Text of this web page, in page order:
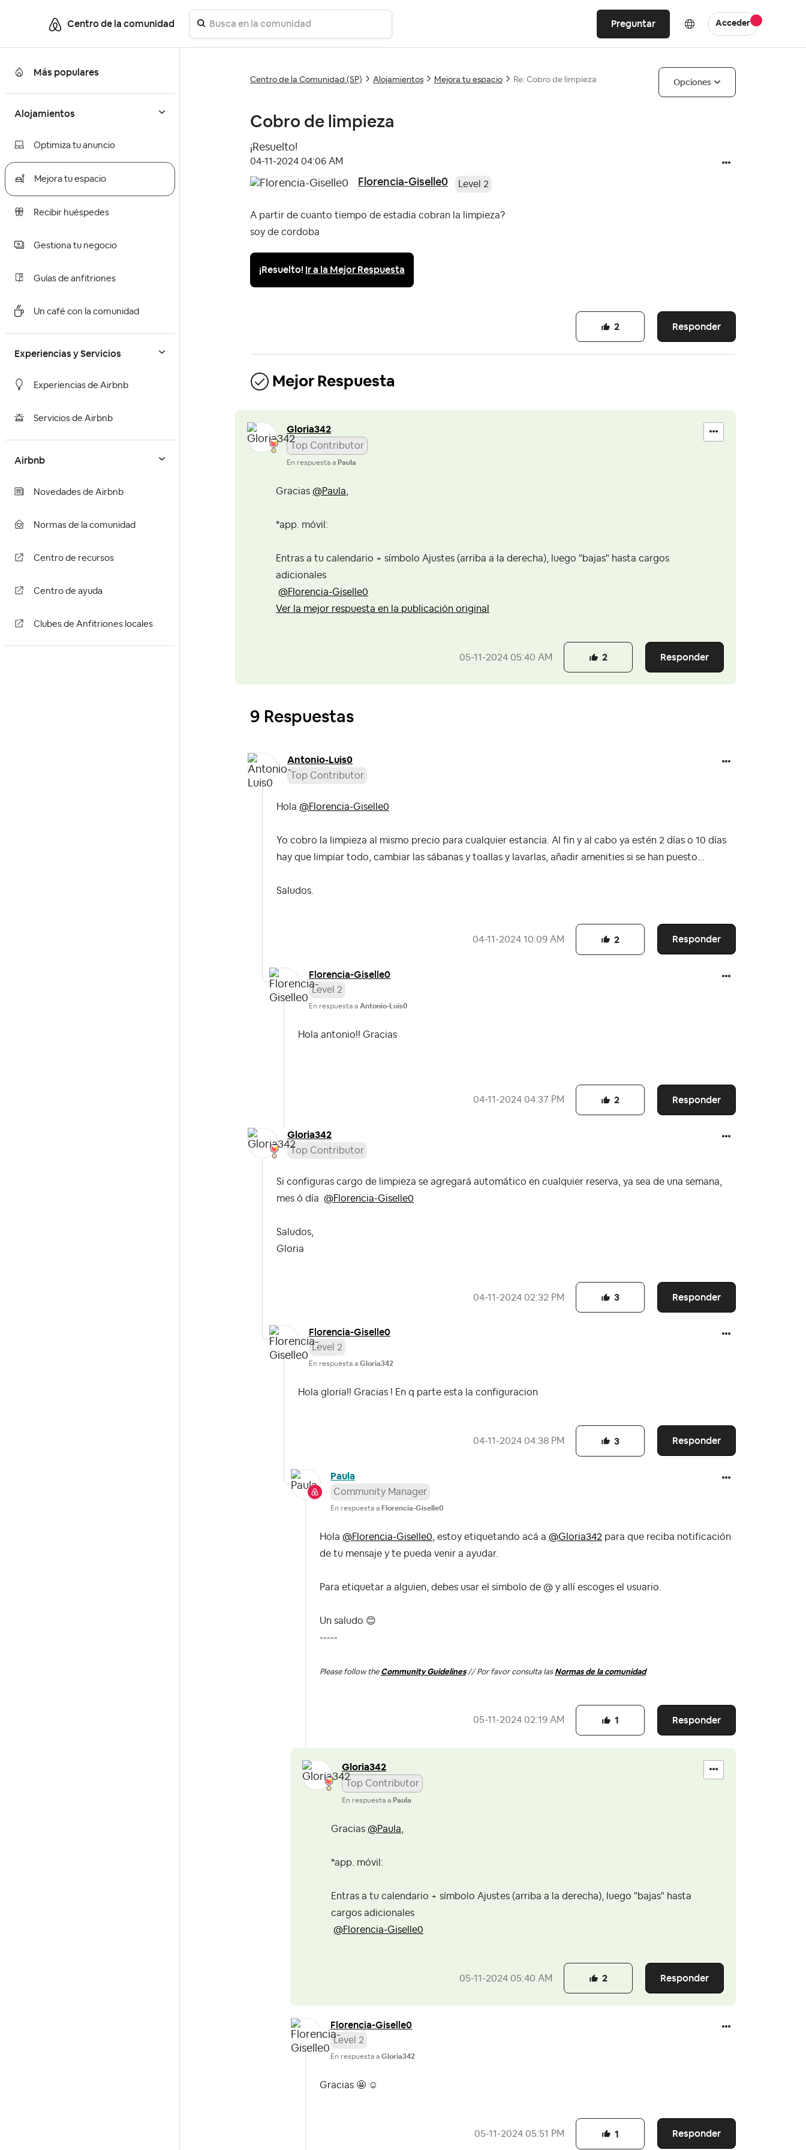
Centro de la comunidad Preguntar Acceder
Más populares
Alojamientos
Optimiza tu anuncio
Mejora tu espacio
Recibir huéspedes
Gestiona tu negocio
Guías de anfitriones
Un café con la comunidad
Experiencias y Servicios
Experiencias de Airbnb
Servicios de Airbnb
Airbnb
Novedades de Airbnb
Normas de la comunidad
Centro de recursos
Centro de ayuda
Clubes de Anfitriones locales
Centro de la Comunidad (SP) Alojamientos Mejora tu espacio Re: Cobro de limpieza Opciones
Cobro de limpieza
¡Resuelto!
‎04-11-2024 04:06 AM
Florencia-Giselle0 Level 2
A partir de cuanto tiempo de estadia cobran la limpieza?
soy de cordoba
¡Resuelto! Ir a la Mejor Respuesta
Responder
2
Mejor Respuesta
Gloria342
Top Contributor
En respuesta a Paula
Gracias @Paula
*app. móvil:
Entras a tu calendario + símbolo Ajustes (arriba a la derecha), luego "bajas" hasta cargos
adicionales
@Florencia-Giselle0
Ver la mejor respuesta en la publicación original
‎05-11-2024 05:40 AM Responder
2
9 Respuestas
Antonio-Luis0
Top Contributor
Hola @Florencia-Giselle0
Yo cobro la limpieza al mismo precio para cualquier estancia. Al fin y al cabo ya estén 2 días o 10 días
hay que limpiar todo, cambiar las sábanas y toallas y lavarlas, añadir amenities si se han puesto...
Saludos.
‎04-11-2024 10:09 AM Responder
2
Florencia-Giselle0
Level 2
En respuesta a Antonio-Luis0
Hola antonio!! Gracias
‎04-11-2024 04:37 PM Responder
2
Gloria342
Top Contributor
Si configuras cargo de limpieza se agregará automático en cualquier reserva, ya sea de una semana,
mes ó día @Florencia-Giselle0
Saludos,
Gloria
‎04-11-2024 02:32 PM Responder
3
Florencia-Giselle0
Level 2
En respuesta a Gloria342
Hola gloria!! Gracias ! En q parte esta la configuracion
‎04-11-2024 04:38 PM Responder
3
Paula
Community Manager
En respuesta a Florencia-Giselle0
Hola @Florencia-Giselle0 , estoy etiquetando acá a @Gloria342 para que reciba notificación
de tu mensaje y te pueda venir a ayudar.
Para etiquetar a alguien, debes usar el símbolo de @ y allí escoges el usuario.
Un saludo 😊
-----
Please follow the Community Guidelines// Por favor consulta las Normas de la comunidad
‎05-11-2024 02:19 AM Responder
1
Gloria342
Top Contributor
En respuesta a Paula
Gracias @Paula
*app. móvil:
Entras a tu calendario + símbolo Ajustes (arriba a la derecha), luego "bajas" hasta
cargos adicionales
@Florencia-Giselle0
‎05-11-2024 05:40 AM Responder
2
Florencia-Giselle0
Level 2
En respuesta a Gloria342
Gracias 🤩 ☺️
‎05-11-2024 05:51 PM Responder
1